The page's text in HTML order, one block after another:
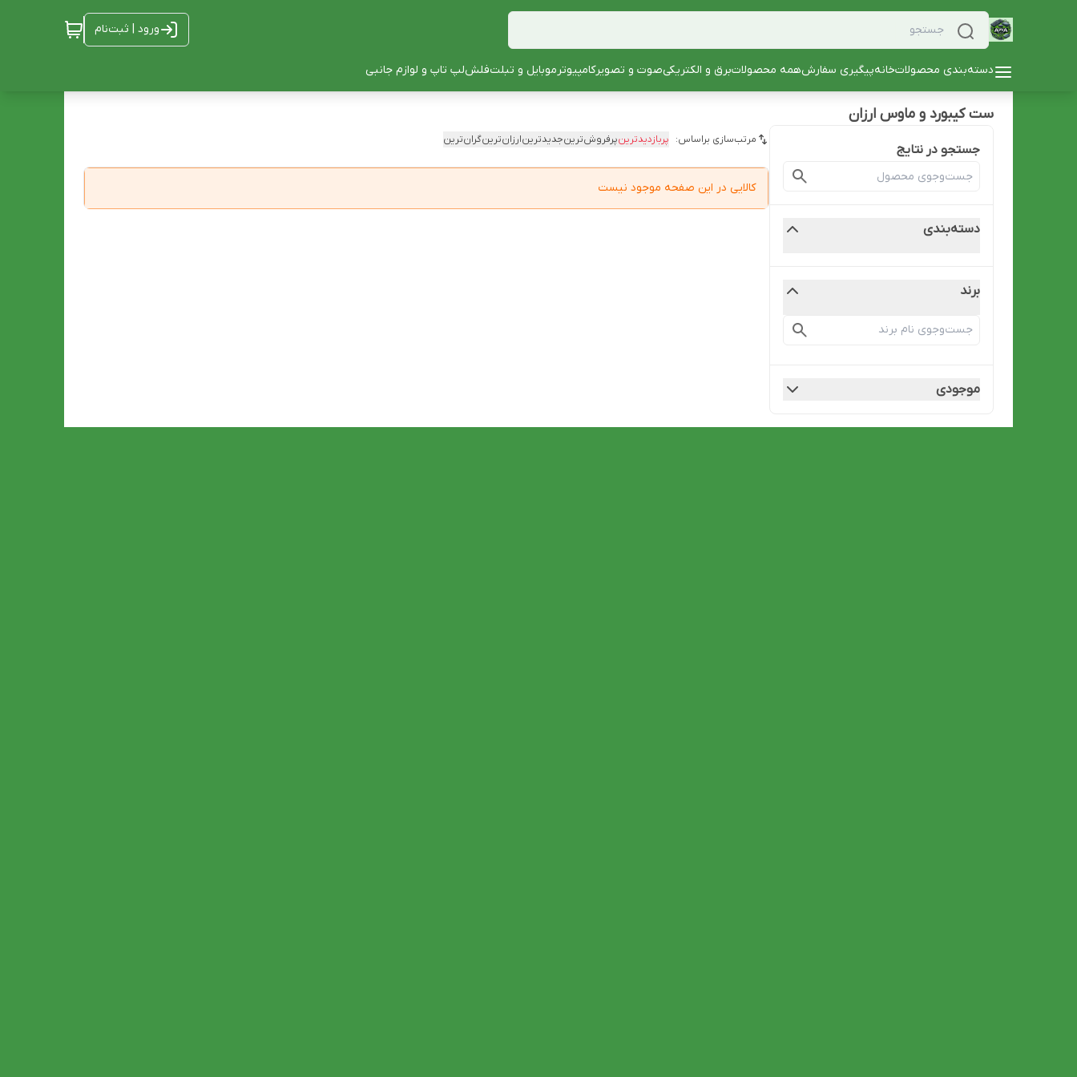
ورود | ثبت‌نام
دسته‌بندی محصولاتخانهپیگیری سفارشهمه محصولاتبرق و الکتریکیصوت و تصویرکامپیوترموبایل و تبلتفلشلپ تاپ و لوازم جانبی
ست کیبورد و ماوس ارزان
جستجو در نتایج
دسته‌بندی
برند
موجودی
مرتب‌سازی براساس: پربازدیدترینپرفروش‌ترینجدیدترینارزان‌ترینگران‌ترین
کالایی در این صفحه موجود نیست